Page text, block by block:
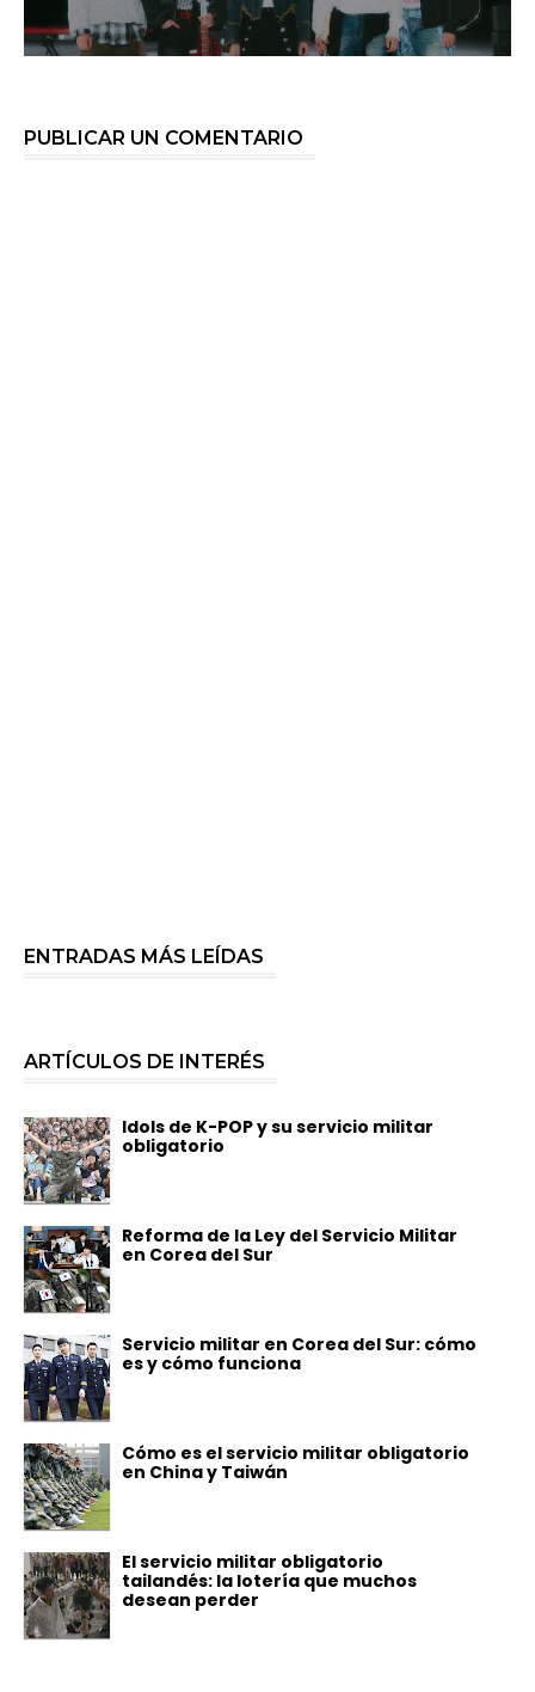
PUBLICAR UN COMENTARIO
ENTRADAS MÁS LEÍDAS
ARTÍCULOS DE INTERÉS
Idols de K-POP y su servicio militar
obligatorio
Reforma de la Ley del Servicio Militar
en Corea del Sur
Servicio militar en Corea del Sur: cómo
es y cómo funciona
Cómo es el servicio militar obligatorio
en China y Taiwán
El servicio militar obligatorio
tailandés: la lotería que muchos
desean perder